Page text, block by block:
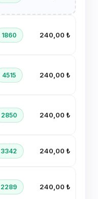
1860 240,00 ₺
4515 240,00 ₺
2850 240,00 ₺
3342 240,00 ₺
2289 240,00 ₺